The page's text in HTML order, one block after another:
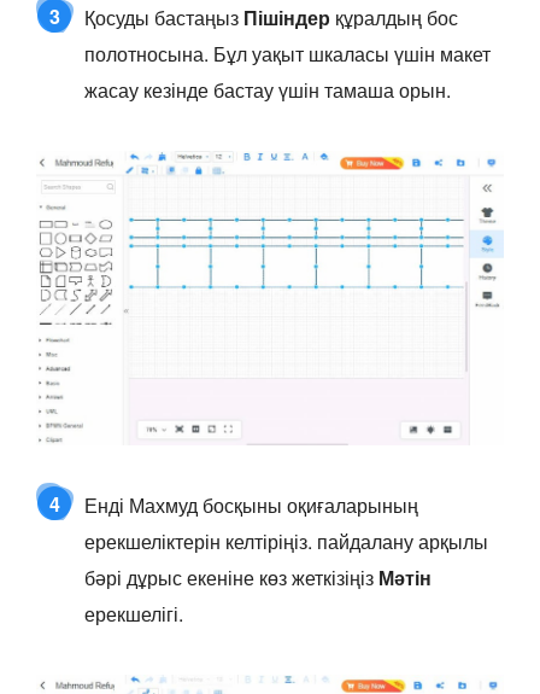
3 Қосуды бастаңыз Пішіндер құралдың бос
полотносына. Бұл уақыт шкаласы үшін макет
жасау кезінде бастау үшін тамаша орын.
4
Енді Махмуд босқыны оқиғаларының
ерекшеліктерін келтіріңіз. пайдалану арқылы
бәрі дұрыс екеніне көз жеткізіңіз Мәтін
ерекшелігі.